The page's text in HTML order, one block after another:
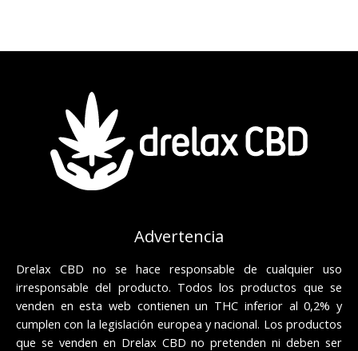
Advertencia
Drelax CBD no se hace responsable de cualquier uso
irresponsable del producto. Todos los productos que se
venden en esta web contienen un THC inferior al 0,2% y
cumplen con la legislación europea y nacional. Los productos
que se venden en Drelax CBD no pretenden ni deben ser